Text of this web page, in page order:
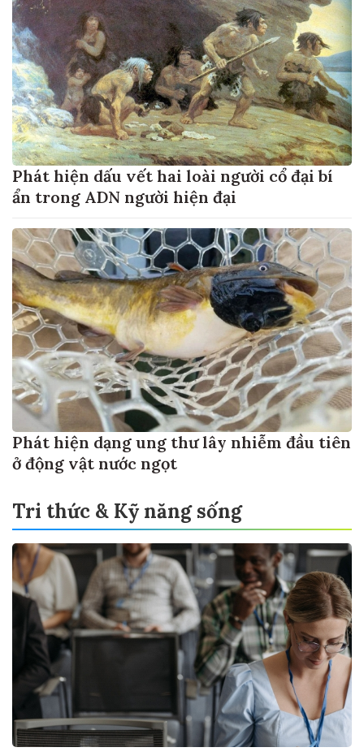
Phát hiện dấu vết hai loài người cổ đại bí
ẩn trong ADN người hiện đại
Phát hiện dạng ung thư lây nhiễm đầu tiên
ở động vật nước ngọt
Tri thức & Kỹ năng sống